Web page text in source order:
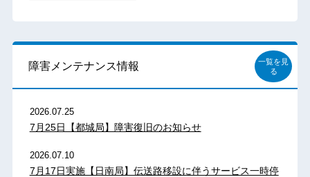
障害メンテナンス情報
一覧を見
る
2026.07.25
7月25日【都城局】障害復旧のお知らせ
2026.07.10
7月17日実施【日南局】伝送路移設に伴うサービス一時停